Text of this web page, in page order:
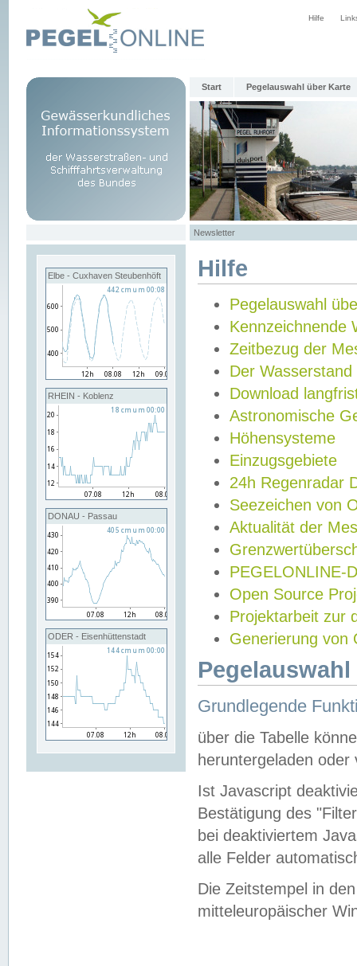
Hilfe
Start Pegelauswahl über Karte
Newsletter
Elbe - Cuxhaven Steubenhöft
RHEIN - Koblenz
DONAU - Passau
ODER - Eisenhüttenstadt
Hilfe
Pegelauswahl
Kennzeichnende
Zeitbezug der
Der Wasserstand
Download
Astronomische
Höhensysteme
Einzugsgebiete
24h Regenradar
Seezeichen von
Aktualität der
PEGELONLINE-
Open Source
Projektarbeit zur
Generierung von
Grundlegende
über die Tabelle
heruntergeladen oder
Ist Javascript
Bestätigung des
bei deaktiviertem
alle Felder
Die Zeitstempel in
mitteleuropäischer